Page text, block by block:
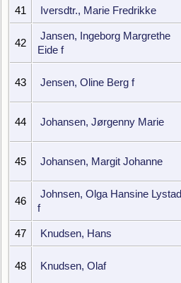
41 Iversdtr., Marie Fredrikke
42
Jansen, Ingeborg Margrethe
Eide f
43 Jensen, Oline Berg f
44 Johansen, Jørgenny Marie
45 Johansen, Margit Johanne
46
Johnsen, Olga Hansine Lystad
f
47 Knudsen, Hans
48 Knudsen, Olaf